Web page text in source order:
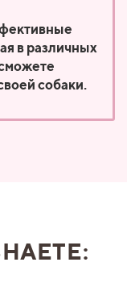
в различных
собаки.